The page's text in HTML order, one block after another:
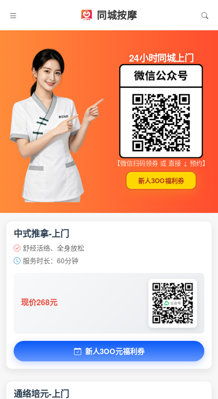
同城按摩
24小时同城上门
【微信扫码领券 或 直接 ↓ 预约】
新人3OO福利券
中式推拿-上门
舒经活络、全身放松
服务时长：60分钟
现价268元
新人3OO元福利券
通络培元-上门